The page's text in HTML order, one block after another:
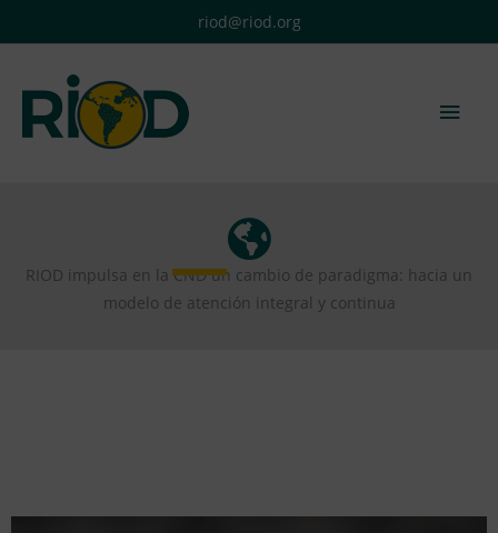
al
riod@riod.org
RIOD impulsa en la CND un cambio de paradigma: hacia un
modelo de atención integral y continua